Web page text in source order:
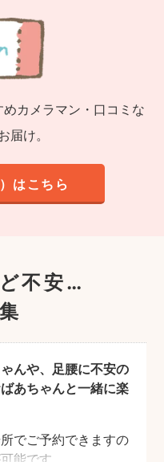
カメラマン・口コミな
届け。
はこちら
不安…
んや、足腰に不安の
あちゃんと一緒に楽
でご予約できますの